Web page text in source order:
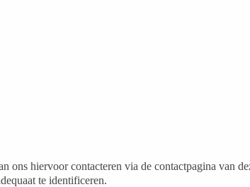
hiervoor contacteren via de contactpagina van
te identificeren.